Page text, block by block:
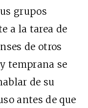
grupos
a la tarea de
de otros
temprana se
de su
antes de que